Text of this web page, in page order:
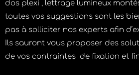
dos plexi , lettrage lumineux
toutes vos suggestions sont les
pas à solliciter nos experts afin
Ils sauront vous proposer des
de vos contraintes de fixation et